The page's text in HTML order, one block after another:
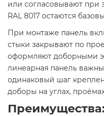
или согласовывают при
RAL 8017 остаются
При монтаже панель
стыки закрывают по
оформляют доборными
линеарная панель
одинаковый шаг
доборы на углах,
Преимущества: